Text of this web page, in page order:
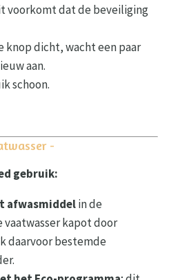
voorkomt dat de beveiliging
knop dicht, wacht een paar
aan.
schoon.
-
gebruik:
afwasmiddelin de
vaatwasser kapot door
daarvoor bestemde